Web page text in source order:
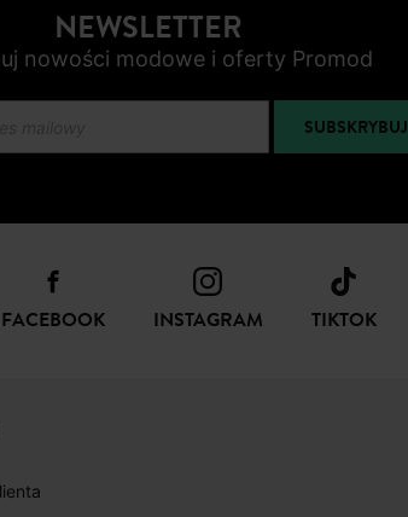
NEWSLETTER
nowości modowe i oferty Promod
SUBSKRYBUJ
FACEBOOK INSTAGRAM TIKTOK